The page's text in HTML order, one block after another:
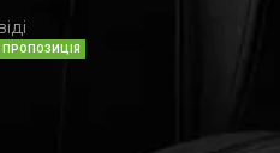
ПРОПОЗИЦІЯ